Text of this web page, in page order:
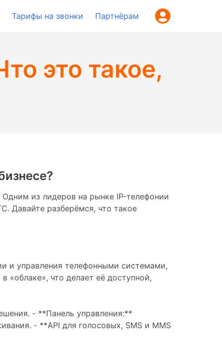
Тарифы на звонки Партнёрам
это такое,
из лидеров на рынке IP-телефонии
Давайте разберёмся, что такое
и управления телефонными системами,
«облаке», что делает её доступной,
- **Панель управления:**
- **API для голосовых, SMS и MMS